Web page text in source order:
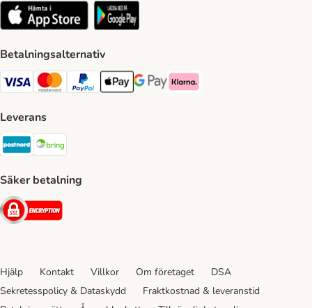
Betalningsalternativ
VISA Payment Method
Mastercard Payment Method
Paypal Payment Method
Apple Pay Payment Method
Google Pay Payment Method
Klarna Payment Method
Leverans
Postnord Shipping Method
Säker betalning
Security
Hjälp Kontakt Villkor Om företaget
DSA
Sekretesspolicy & Dataskydd
Fraktkostnad & leveranstid